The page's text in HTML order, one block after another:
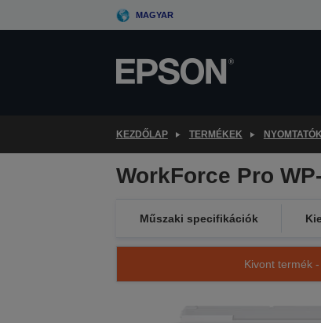
to
MAGYAR
KEZDŐLAP TERMÉKEK NYOMTATÓK
WorkForce Pro
Műszaki specifikációk
Kivont termék